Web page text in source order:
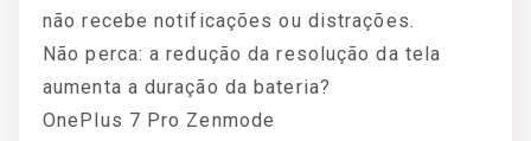
não recebe notificações ou distrações.
Não perca: a redução da resolução da tela
aumenta a duração da bateria?
OnePlus 7 Pro Zenmode